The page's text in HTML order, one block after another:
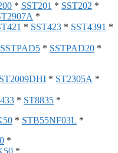
* SST201 * SST202 *
*
* SST423 * SST4391 *
SSTPAD5 * SSTPAD20 *
ST2009DHI * ST2305A *
* ST8835 *
* STB55NF03L *
*